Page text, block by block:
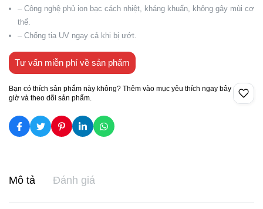
– Công nghệ phủ ion bạc cách nhiệt, kháng khuẩn, không gây mùi cơ
thể.
– Chống tia UV ngay cả khi bị ướt.
Tư vấn miễn phí về sản phẩm
Bạn có thích sản phẩm này không? Thêm vào mục yêu thích ngay bây
giờ và theo dõi sản phẩm.
Mô tả Đánh giá